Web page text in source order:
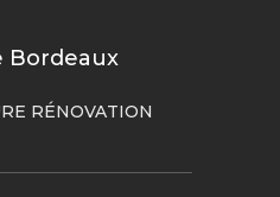
Bordeaux
RÉNOVATION